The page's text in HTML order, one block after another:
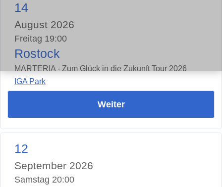
14
August 2026
Freitag 19:00
Rostock
MARTERIA - Zum Glück in die Zukunft Tour 2026
IGA Park
Weiter
12
September 2026
Samstag 20:00